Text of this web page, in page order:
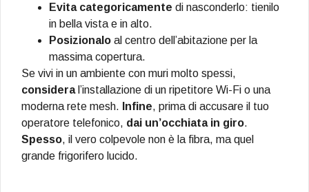
Evita categoricamente di nasconderlo: tienilo
in bella vista e in alto.
Posizionalo al centro dell’abitazione per la
massima copertura.
Se vivi in un ambiente con muri molto spessi,
consideral’installazione di un ripetitore Wi-Fi o una
moderna rete mesh. Infine, prima di accusare il tuo
operatore telefonico, dai un’occhiata in giro.
Spesso, il vero colpevole non è la fibra, ma quel
grande frigorifero lucido.